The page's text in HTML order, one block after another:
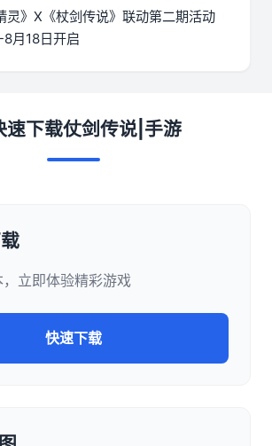
灵》X《杖剑传说》联动第二期活动
8月18日开启
速下载仗剑传说|手游
立即体验精彩游戏
快速下载